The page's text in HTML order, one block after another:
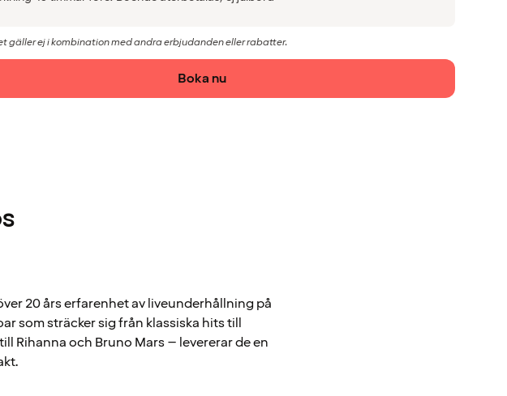
gäller ej i kombination med andra erbjudanden eller rabatter.
Boka nu
20 års erfarenhet av liveunderhållning på
som sträcker sig från klassiska hits till
Rihanna och Bruno Mars – levererar de en